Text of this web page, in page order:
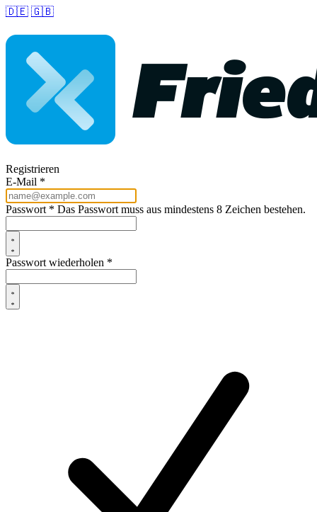
🇩🇪 🇬🇧
Registrieren
E-Mail *
Passwort * Das Passwort muss aus mindestens 8 Zeichen bestehen.
Passwort wiederholen *